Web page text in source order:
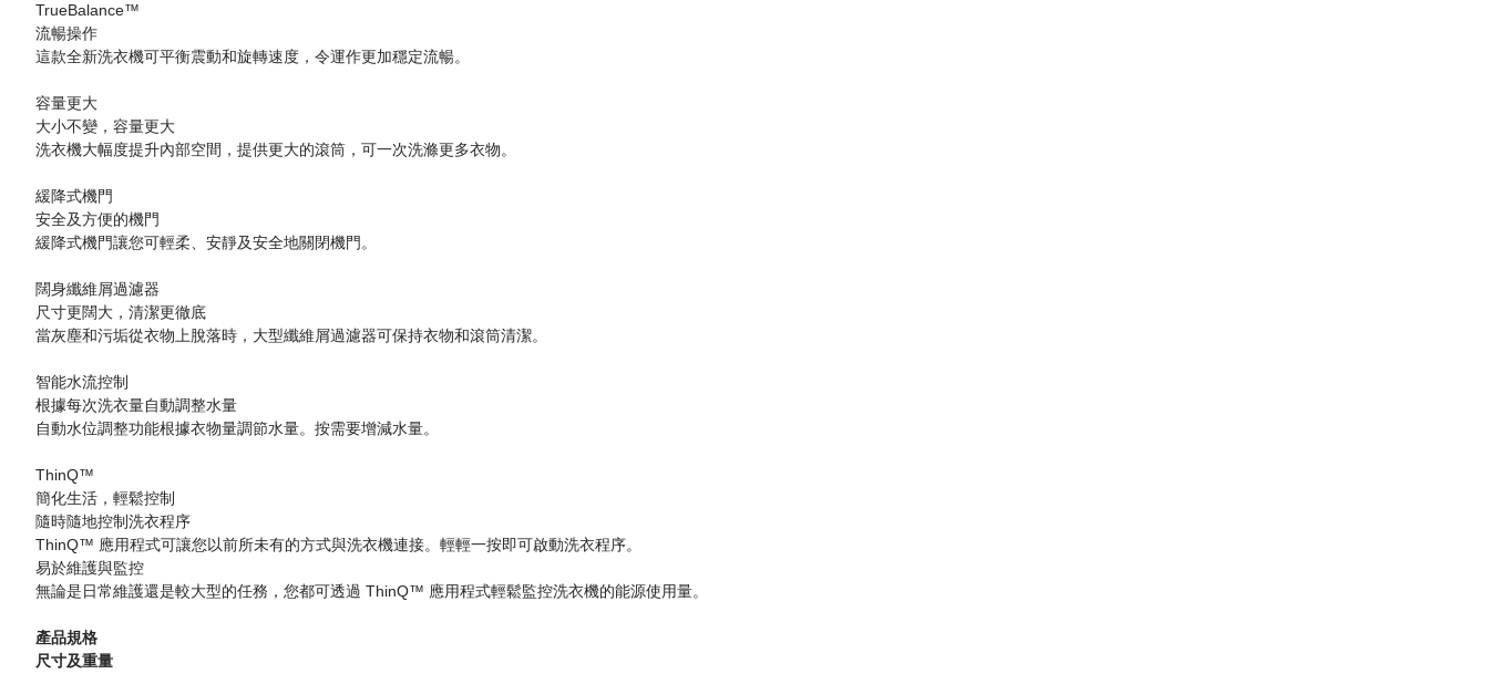
TrueBalance™
流暢操作
這款全新洗衣機可平衡震動和旋轉速度，令運作更加穩定流暢。
容量更大
大小不變，容量更大
洗衣機大幅度提升內部空間，提供更大的滾筒，可一次洗滌更多衣物。
緩降式機門
安全及方便的機門
緩降式機門讓您可輕柔、安靜及安全地關閉機門。
闊身纖維屑過濾器
尺寸更闊大，清潔更徹底
當灰塵和污垢從衣物上脫落時，大型纖維屑過濾器可保持衣物和滾筒清潔。
智能水流控制
根據每次洗衣量自動調整水量
自動水位調整功能根據衣物量調節水量。按需要增減水量。
ThinQ™
簡化生活，輕鬆控制
隨時隨地控制洗衣程序
ThinQ™ 應用程式可讓您以前所未有的方式與洗衣機連接。輕輕一按即可啟動洗衣程序。
易於維護與監控
無論是日常維護還是較大型的任務，您都可透過 ThinQ™ 應用程式輕鬆監控洗衣機的能源使用量。
產品規格
尺寸及重量